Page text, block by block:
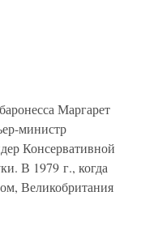
Маргарет
министр
Консервативной
В 1979 г., когда
Великобритания